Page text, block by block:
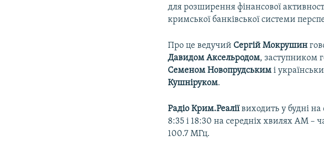
для розширення фінансової
кримської банківської системи
Про це ведучий Сергій Мокрушин
Давидом Аксельродом, заступником
Семеном Новопрудським і
Кушніруком.
Радіо Крим.Реаліївиходить у будні на
8:35 і 18:30 на середніх хвилях АМ –
100.7 МГц.